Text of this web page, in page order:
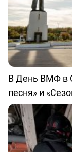
В День ВМФ в
песня» и